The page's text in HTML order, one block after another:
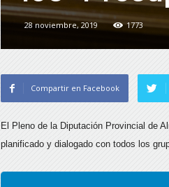
28 noviembre, 2019 1773
Compartir en Facebook
El Pleno de la Diputación Provincial de
planificado y dialogado con todos los